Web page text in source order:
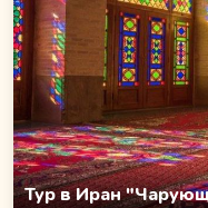
Тур в Иран